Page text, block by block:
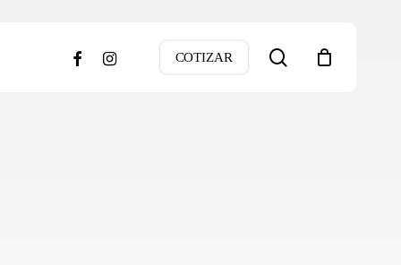
COTIZAR search
facebookinstagram